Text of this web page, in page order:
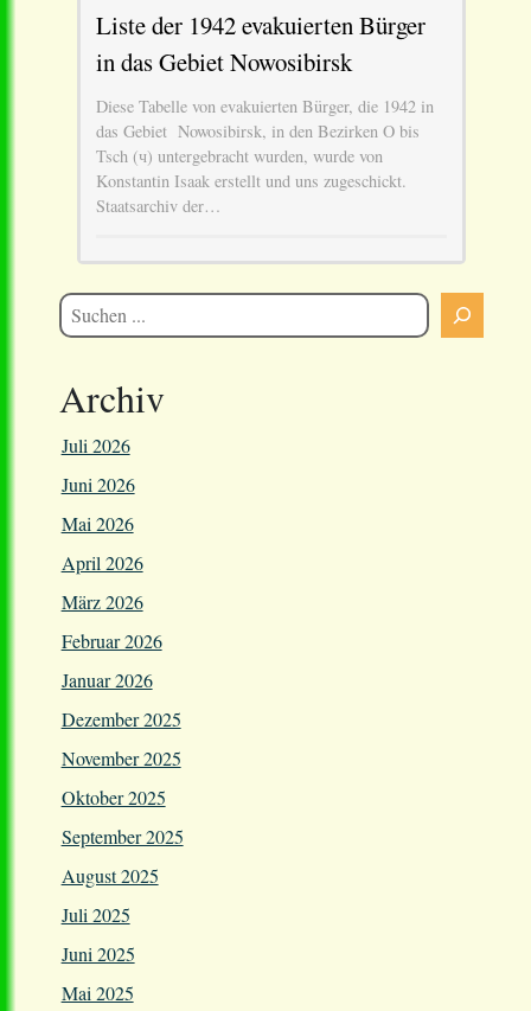
Liste der 1942 evakuierten Bürger
in das Gebiet Nowosibirsk
Diese Tabelle von evakuierten Bürger, die 1942 in
das Gebiet Nowosibirsk, in den Bezirken O bis
Tsch (ч) untergebracht wurden, wurde von
Konstantin Isaak erstellt und uns zugeschickt.
Staatsarchiv der…
Archiv
Juli 2026
Juni 2026
Mai 2026
April 2026
März 2026
Februar 2026
Januar 2026
Dezember 2025
November 2025
Oktober 2025
September 2025
August 2025
Juli 2025
Juni 2025
Mai 2025